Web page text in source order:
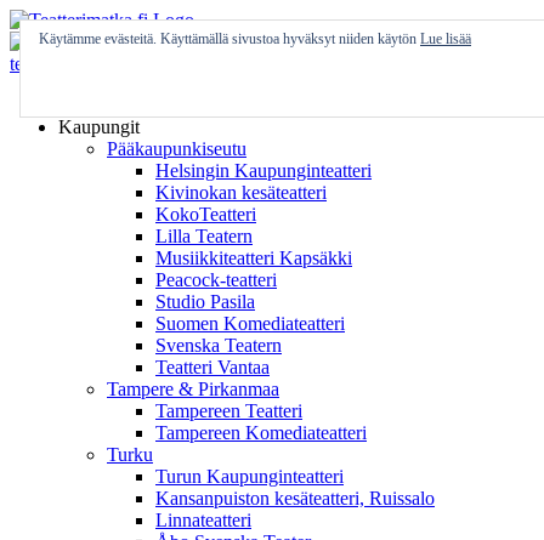
Skip
to
content
Kaupungit
Pääkaupunkiseutu
Helsingin Kaupunginteatteri
Kivinokan kesäteatteri
KokoTeatteri
Lilla Teatern
Musiikkiteatteri Kapsäkki
Peacock-teatteri
Studio Pasila
Suomen Komediateatteri
Svenska Teatern
Teatteri Vantaa
Tampere & Pirkanmaa
Tampereen Teatteri
Tampereen Komediateatteri
Turku
Turun Kaupunginteatteri
Kansanpuiston kesäteatteri, Ruissalo
Linnateatteri
Käytämme evästeitä. Käyttämällä sivustoa hyväksyt niiden käytön Lue lisää